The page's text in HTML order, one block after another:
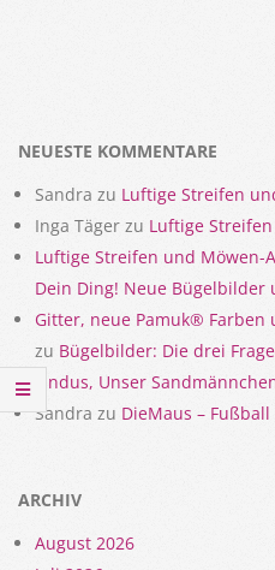
NEUESTE KOMMENTARE
Sandra zu Luftige Streifen
Inga Täger zu Luftige
Luftige Streifen und Möwen-
Dein Ding! Neue Bügelbilder
Gitter, neue Pamuk®
zu Bügelbilder: Die drei
Findus, Unser
Sandra zu DieMaus – Fußball
ARCHIV
August 2026